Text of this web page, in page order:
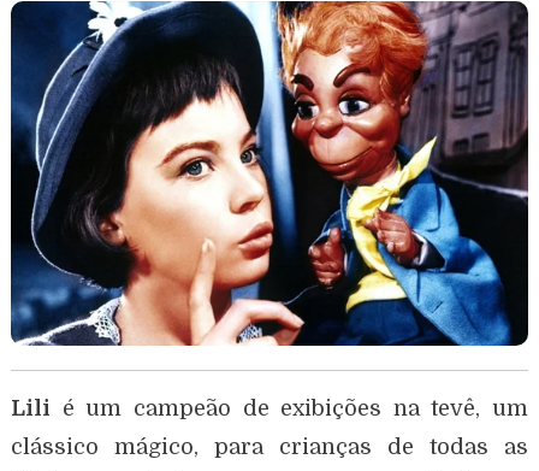
Lili é um campeão de exibições na tevê, um
clássico mágico, para crianças de todas as